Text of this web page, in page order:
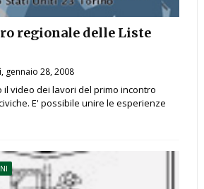
regionale delle Liste
gennaio 28, 2008
il video dei lavori del primo incontro
E' possibile unire le esperienze